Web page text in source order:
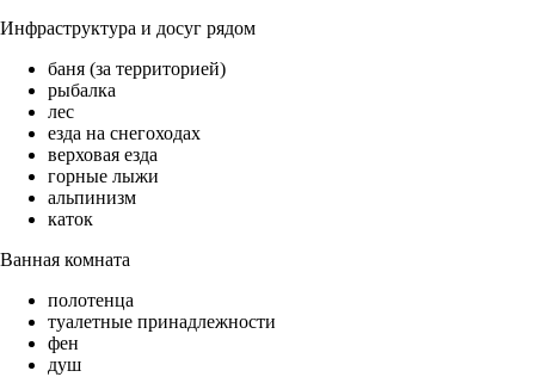
Инфраструктура и досуг рядом
баня (за территорией)
рыбалка
лес
езда на снегоходах
верховая езда
горные лыжи
альпинизм
каток
Ванная комната
полотенца
туалетные принадлежности
фен
душ